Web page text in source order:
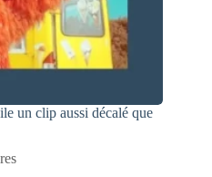
un clip aussi décalé que